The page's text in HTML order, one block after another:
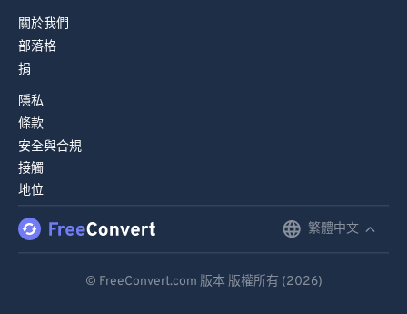
關於我們
部落格
捐
隱私
條款
安全與合規
接觸
地位
繁體中文
© FreeConvert.com 版本 版權所有 (2026)